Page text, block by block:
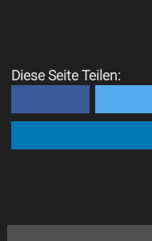
Diese Seite Teilen: